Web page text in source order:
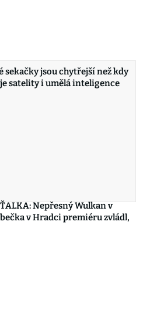
sekačky jsou chytřejší než kdy
satelity i umělá inteligence
Nepřesný Wulkan v
v Hradci premiéru zvládl,